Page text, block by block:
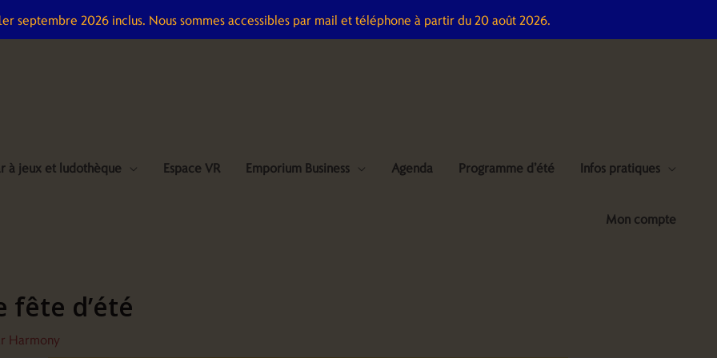
septembre 2026 inclus. Nous sommes accessibles par mail et téléphone à partir du 20 août 2026.
à jeux et ludothèque Espace VR Emporium Business Agenda Programme d’été Infos pratiques
Mon compte
fête d’été
Harmony